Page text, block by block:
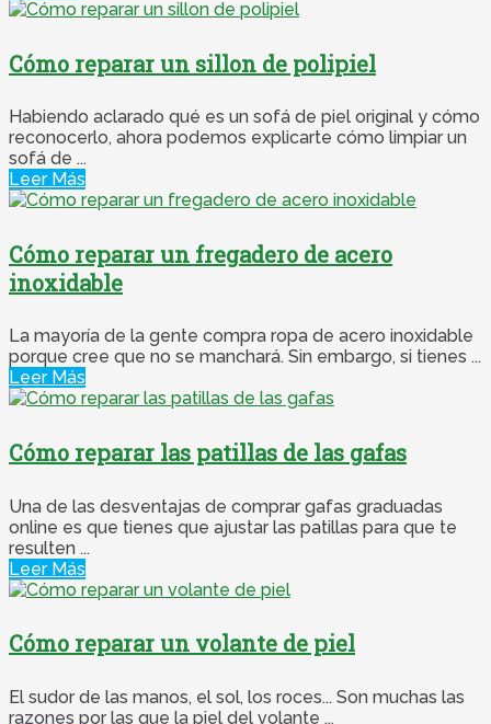
Cómo reparar un sillon de polipiel
Habiendo aclarado qué es un sofá de piel original y cómo
reconocerlo, ahora podemos explicarte cómo limpiar un
sofá de ...
Leer Más
Cómo reparar un fregadero de acero
inoxidable
La mayoría de la gente compra ropa de acero inoxidable
porque cree que no se manchará. Sin embargo, si tienes ...
Leer Más
Cómo reparar las patillas de las gafas
Una de las desventajas de comprar gafas graduadas
online es que tienes que ajustar las patillas para que te
resulten ...
Leer Más
Cómo reparar un volante de piel
El sudor de las manos, el sol, los roces... Son muchas las
razones por las que la piel del volante ...